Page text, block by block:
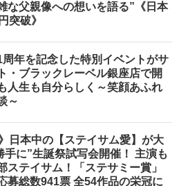
な父親像への想いを語る”《日本
突破》
周年を記念した特別イベントがサ
・ブラックレーベル銀座店で開
生も自分らしく～笑顔あふれ
～
日本中の【ステイサム愛】が大
手に”生誕祭試写会開催！ 主演も
ステイサム！「ステサミー賞」
募総数941票 全54作品の栄冠に